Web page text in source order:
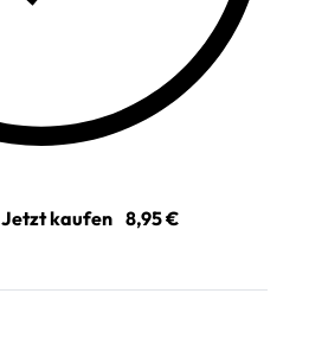
Jetzt kaufen